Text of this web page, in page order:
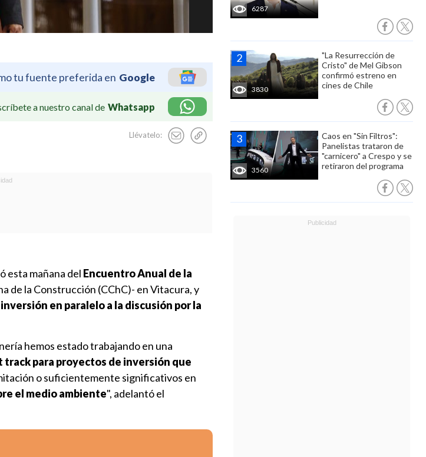
tu fuente preferida en Google
a nuestro canal de Whatsapp
Llévatelo:
6287
3830
"La Resurrección de
Cristo" de Mel Gibson
confirmó estreno en
cines de Chile
3560
Caos en "Sin Filtros":
Panelistas trataron de
"carnicero" a Crespo y se
retiraron del programa
esta mañana del Encuentro Anual de la
de la Construcción (CChC)- en Vitacura, y
en paralelo a la discusión por la
hemos estado trabajando en una
track para proyectos de inversión que
o suficientemente significativos en
el medio ambiente", adelantó el